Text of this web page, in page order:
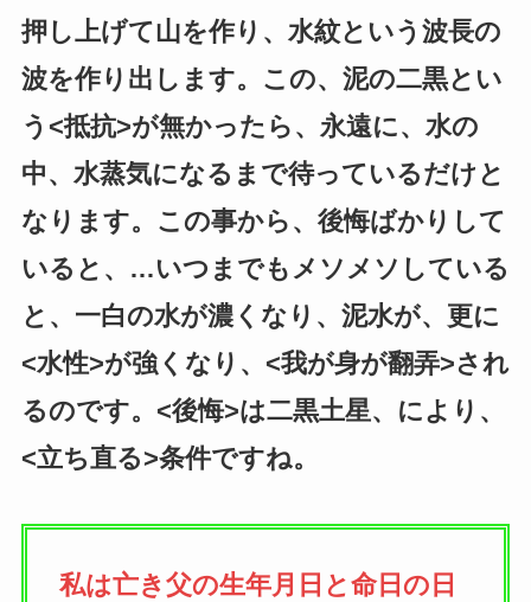
押し上げて山を作り、水紋という波長の
波を作り出します。この、泥の二黒とい
う<抵抗>が無かったら、永遠に、水の
中、水蒸気になるまで待っているだけと
なります。この事から、後悔ばかりして
いると、…いつまでもメソメソしている
と、一白の水が濃くなり、泥水が、更に
<水性>が強くなり、<我が身が翻弄>され
るのです。<後悔>は二黒土星、により、
<立ち直る>条件ですね。
私は亡き父の生年月日と命日の日